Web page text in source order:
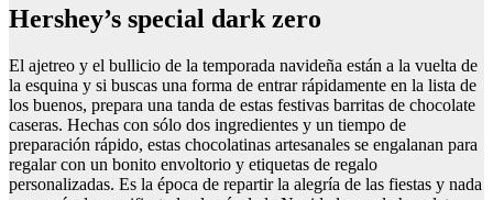
Hershey’s special dark zero
El ajetreo y el bullicio de la temporada navideña están a la vuelta de
la esquina y si buscas una forma de entrar rápidamente en la lista de
los buenos, prepara una tanda de estas festivas barritas de chocolate
caseras. Hechas con sólo dos ingredientes y un tiempo de
preparación rápido, estas chocolatinas artesanales se engalanan para
regalar con un bonito envoltorio y etiquetas de regalo
personalizadas. Es la época de repartir la alegría de las fiestas y nada